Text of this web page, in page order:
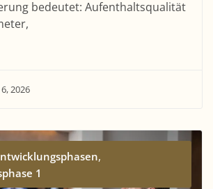
bedeutet: Aufenthaltsqualität
6, 2026
,
1